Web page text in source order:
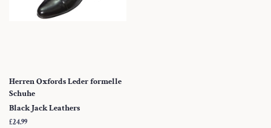
Herren Oxfords Leder formelle
Schuhe
Black Jack Leathers
Normaler
£24.99